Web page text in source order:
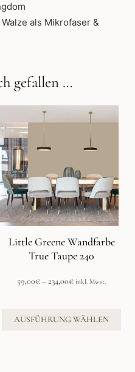
Walze als Mikrofaser &
gefallen …
Little Greene Wandfarbe
True Taupe 240
59,00€–234,00€Preisspanne:
234,00€
inkl. Mwst.
AUSFÜHRUNG WÄHLEN
Produkt
mehrere
auf.
Optionen
können
auf
der
gewählt
werden